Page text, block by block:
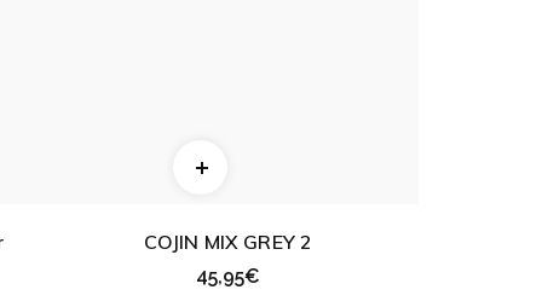
COJIN MIX GREY 2
45,95€